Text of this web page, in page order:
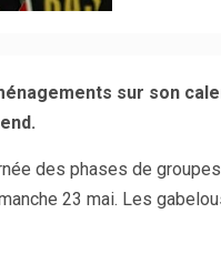
sur son
des phases de
23 mai. Les